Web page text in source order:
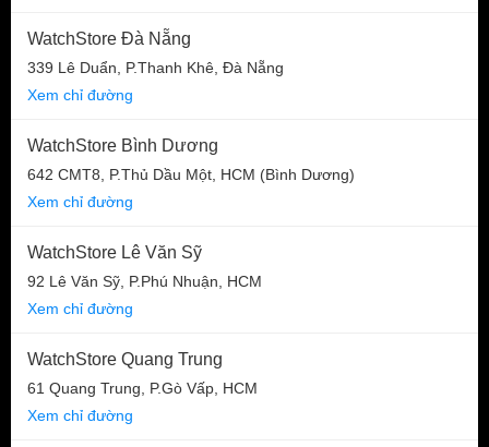
WatchStore Đà Nẵng
339 Lê Duẩn, P.Thanh Khê, Đà Nẵng
Xem chỉ đường
WatchStore Bình Dương
642 CMT8, P.Thủ Dầu Một, HCM (Bình Dương)
Xem chỉ đường
WatchStore Lê Văn Sỹ
92 Lê Văn Sỹ, P.Phú Nhuận, HCM
Xem chỉ đường
WatchStore Quang Trung
61 Quang Trung, P.Gò Vấp, HCM
Xem chỉ đường